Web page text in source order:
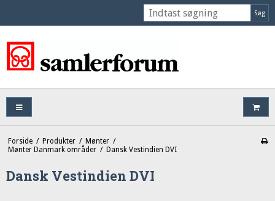
Søg
Forside / Produkter / Mønter /
Mønter Danmark områder / Dansk Vestindien DVI
Dansk Vestindien DVI